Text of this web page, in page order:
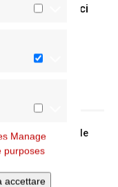
Manage
purposes
accettare
tra cattolici
del cardinale